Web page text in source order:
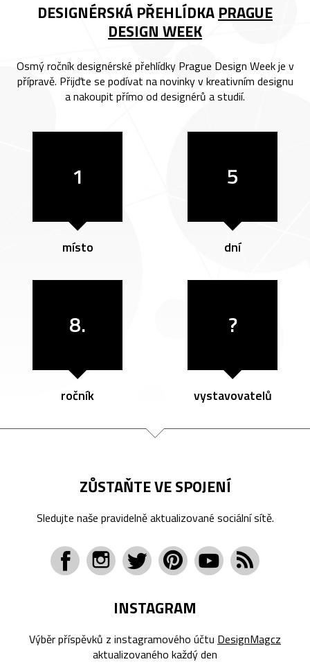
DESIGNÉRSKÁ PŘEHLÍDKA PRAGUE
DESIGN WEEK
Osmý ročník designérské přehlídky Prague Design Week je v
přípravě. Přijďte se podívat na novinky v kreativním designu
a nakoupit přímo od designérů a studií.
1
místo
5
dní
8.
ročník
?
vystavovatelů
ZŮSTAŇTE VE SPOJENÍ
Sledujte naše pravidelně aktualizované sociální sítě.
INSTAGRAM
Výběr příspěvků z instagramového účtu DesignMagcz
aktualizovaného každý den